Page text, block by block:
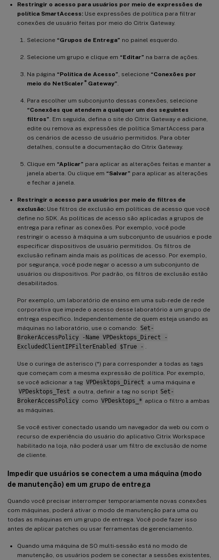
Restringir o acesso para usuários por meio de expressões de
política SmartAccess: Use expressões de política para filtrar
conexões de usuário feitas por meio do Citrix Gateway.
Selecione “Grupos de Entrega” no painel esquerdo.
Selecione um grupo e clique em “Editar” na barra de ações.
Na página “Política de Acesso” , selecione “Conexões por
meio do NetScaler ®Gateway”
Para escolher um subconjunto dessas conexões, selecione
“Conexões que atendem a qualquer um dos seguintes
filtros” . Em seguida, defina o site do Citrix Gateway e adicione,
edite ou remova as expressões de política SmartAccess para
os cenários de acesso de usuário permitidos. Para obter
detalhes, consulte a documentação do Citrix Gateway.
Clique em “Aplicar” para aplicar as alterações feitas e manter a
janela aberta. Ou clique em “Salvar” para aplicar as alterações
e fechar a janela.
Restringir o acesso para usuários por meio de filtros de
exclusão: Use filtros de exclusão em políticas de acesso que você
define no SDK. As políticas de acesso são aplicadas a grupos de
entrega para refinar as conexões. Por exemplo, você pode
restringir o acesso à máquina a um subconjunto de usuários e pode
especificar dispositivos de usuário permitidos. Os filtros de
exclusão refinam ainda mais as políticas de acesso. Por exemplo,
por segurança, você pode negar o acesso a um subconjunto de
usuários ou dispositivos. Por padrão, os filtros de exclusão estão
desabilitados.
Por exemplo, um laboratório de ensino em uma sub-rede de rede
corporativa que impede o acesso desse laboratório a um grupo de
entrega específico. Independentemente de quem esteja usando as
máquinas no laboratório, use o comando: Set-
BrokerAccessPolicy -Name VPDesktops_Direct -
ExcludedClientIPFilterEnabled $True -
Use o curinga de asterisco (*) para corresponder a todas as tags
que começam com a mesma expressão de política. Por exemplo,
se você adicionar a tag VPDesktops_Direct a uma máquina e
VPDesktops_Test a outra, definir a tag no script Set-
BrokerAccessPolicy como VPDesktops_* aplica o filtro a ambas
as máquinas.
Se você estiver conectado usando um navegador da web ou com o
recurso de experiência do usuário do aplicativo Citrix Workspace
habilitado na loja, não poderá usar um filtro de exclusão de nome
de cliente.
Impedir que usuários se conectem a uma máquina (modo
de manutenção) em um grupo de entrega
Quando você precisar interromper temporariamente novas conexões
com máquinas, poderá ativar o modo de manutenção para uma ou
todas as máquinas em um grupo de entrega. Você pode fazer isso
antes de aplicar patches ou usar ferramentas de gerenciamento.
Quando uma máquina de SO multi-sessão está no modo de
manutenção, os usuários podem se conectar a sessões existentes,